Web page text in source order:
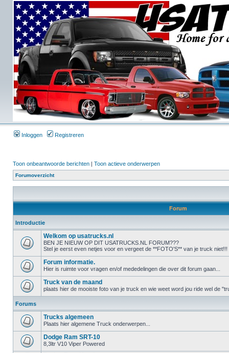
Inloggen Registreren
Toon onbeantwoorde berichten | Toon actieve onderwerpen
Forumoverzicht
Forum
Introductie
Welkom op usatrucks.nl
BEN JE NIEUW OP DIT USATRUCKS.NL FORUM???
Stel je eerst even netjes voor en vergeet de **FOTO'S** van je truck niet!!!
Forum informatie.
Hier is ruimte voor vragen en/of mededelingen die over dit forum gaan...
Truck van de maand
plaats hier de mooiste foto van je truck en wie weet word jou ride wel de
Forums
Trucks algemeen
Plaats hier algemene Truck onderwerpen...
Dodge Ram SRT-10
8,3ltr V10 Viper Powered